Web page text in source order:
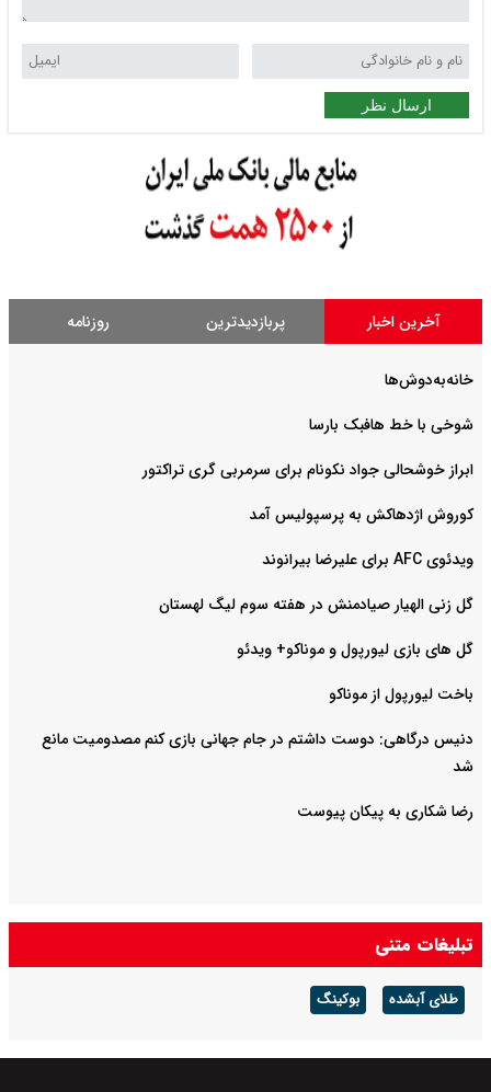
ارسال نظر
آخرین اخبار پربازدیدترین روزنامه
خانه‌به‌دوش‌ها
شوخی با خط هافبک بارسا
ابراز خوشحالی جواد نکونام برای سرمربی گری تراکتور
کوروش اژدهاکش به پرسپولیس آمد
ویدئوی AFC برای علیرضا بیرانوند
گل زنی الهیار صیادمنش در هفته سوم لیگ لهستان
گل های بازی لیورپول و موناکو+ ویدئو
باخت لیورپول از موناکو
دنیس درگاهی: دوست داشتم در جام جهانی بازی کنم مصدومیت مانع
شد
رضا شکاری به پیکان پیوست
تبلیغات متنی
طلای آبشده بوکینگ